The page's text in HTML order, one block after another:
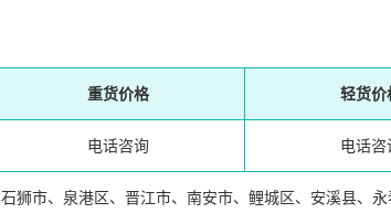
重货价格 轻货价
电话咨询 电话咨
石狮市、泉港区、晋江市、南安市、鲤城区、安溪县、